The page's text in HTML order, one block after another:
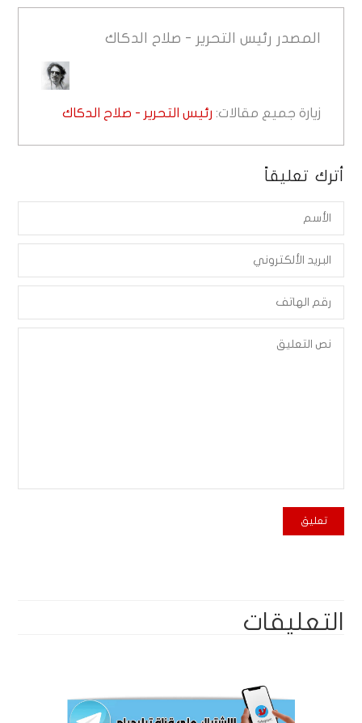
المصدر رئيس التحرير - صلاح الدكاك
زيارة جميع مقالات: رئيس التحرير - صلاح الدكاك
أترك تعليقاً
التعليقات